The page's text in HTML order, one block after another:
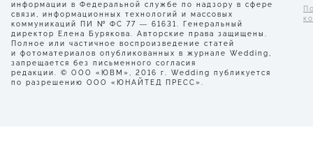
информации в Федеральной службе по надзору в сфере
связи, информационных технологий и массовых
коммуникаций ПИ № ФС 77 — 61631. Генеральный
директор Елена Бурякова. Авторские права защищены.
Полное или частичное воспроизведение статей
и фотоматериалов опубликованных в журнале Wedding,
запрещается без письменного согласия
редакции. © ООО «ЮВМ», 2016 г. Wedding публикуется
по разрешению ООО «ЮНАЙТЕД ПРЕСС».